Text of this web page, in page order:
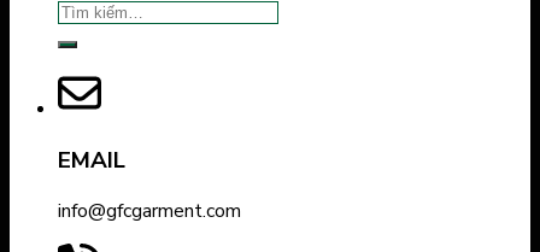
EMAIL
info@gfcgarment.com